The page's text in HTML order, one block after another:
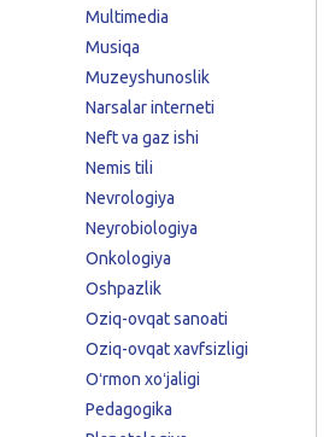
Multimedia
Musiqa
Muzeyshunoslik
Narsalar interneti
Neft va gaz ishi
Nemis tili
Nevrologiya
Neyrobiologiya
Onkologiya
Oshpazlik
Oziq-ovqat sanoati
Oziq-ovqat xavfsizligi
Oʻrmon xoʻjaligi
Pedagogika